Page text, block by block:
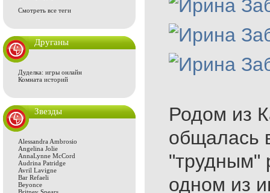
Смотреть все теги
Друганы
Дуделка: игры онлайн
Комната историй
Звезды
Alessandra Ambrosio
Angelina Jolie
AnnaLynne McCord
Audrina Patridge
Avril Lavigne
Bar Refaeli
Beyonce
Родом из
общалась
"трудным"
одном из